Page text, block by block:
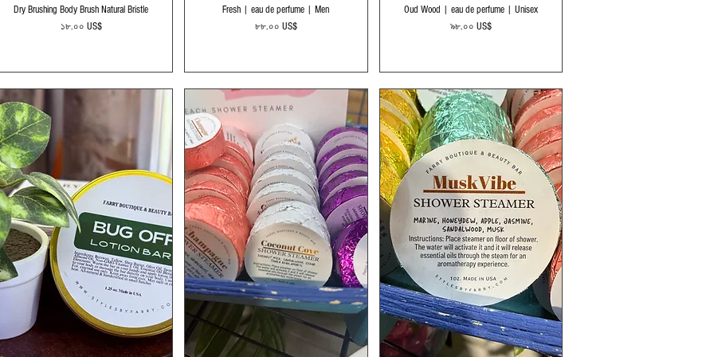
Quick View
Dry Brushing Body Brush Natural Bristle
Price
১৮.০০ US$
Quick View
Fresh | eau de perfume | Men
Price
৮৮.০০ US$
Quick View
Oud Wood | eau de perfume | Unisex
Price
৯৮.০০ US$